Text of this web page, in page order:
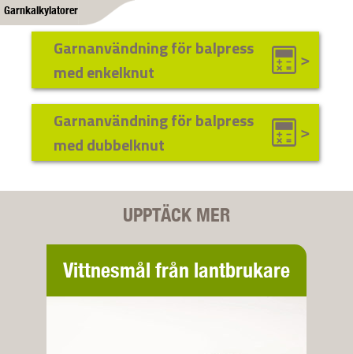
Scandinavia AB
Garnkalkylatorer
Garnanvändning för balpress
med enkelknut
Garnanvändning för balpress
med dubbelknut
UPPTÄCK MER
Vittnesmål från lantbrukare